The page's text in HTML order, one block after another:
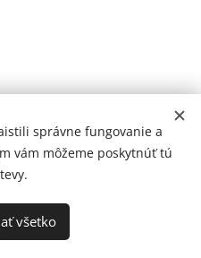
Topoľčany, s.r.o.
údajov
Cookies
správne fungovanie a
vám môžeme poskytnúť tú
všetko